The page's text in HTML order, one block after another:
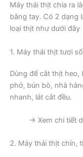
Máy thái thịt chia ra
bằng tay. Có 2 dạng
loại thịt như dưới đây
1. Máy thái thịt tươi
Dùng để cắt thịt
phở, bún bò, nhà
nhanh, lát cắt đều.
→ Xem chi tiết
2. Máy thái thịt chín,